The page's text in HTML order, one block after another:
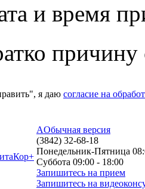
и время
я даю согласие на
AОбычная версия
(3842) 32-68-18
Понедельник-Пятница
Суббота 09:00 - 18:00
Запишитесь на прием
Запишитесь на